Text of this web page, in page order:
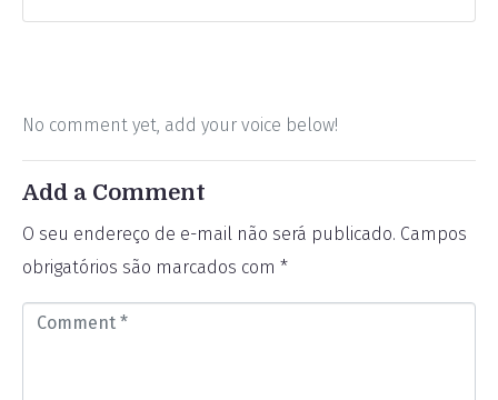
No comment yet, add your voice below!
Add a Comment
O seu endereço de e-mail não será publicado. Campos
obrigatórios são marcados com *